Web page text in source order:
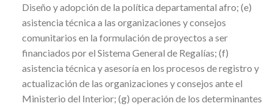
Diseño y adopción de la política departamental afro; (e)
asistencia técnica a las organizaciones y consejos
comunitarios en la formulación de proyectos a ser
financiados por el Sistema General de Regalías; (f)
asistencia técnica y asesoría en los procesos de registro y
actualización de las organizaciones y consejos ante el
Ministerio del Interior; (g) operación de los determinantes